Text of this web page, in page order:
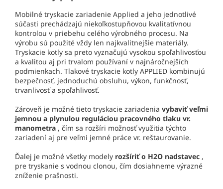
Mobilné tryskacie zariadenie Applied a jeho jednotlivé
súčasti prechádzajú niekoľkostupňovou kvalitatívnou
kontrolou v priebehu celého výrobného procesu. Na
výrobu sú použité vždy len najkvalitnejšie materiály.
Tryskacie kotly sa preto vyznačujú vysokou spoľahlivosťou
a kvalitou aj pri trvalom používaní v najnáročnejších
podmienkach. Tlakové tryskacie kotly APPLIED kombinujú
bezpečnosť, jednoduchú obsluhu, výkon, funkčnosť,
trvanlivosť a spoľahlivosť.
Zároveň je možné tieto tryskacie zariadenia vybaviť veľmi
jemnou a plynulou reguláciou pracovného tlaku vr.
manometra , čím sa rozšíri možnosť využitia týchto
zariadení aj pre veľmi jemné práce vr. reštaurovanie.
Ďalej je možné všetky modely rozšíriť o H2O nadstavec ,
pre tryskanie s vodnou clonou, čím dosiahneme výrazné
zníženie prašnosti.